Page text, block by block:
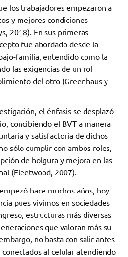
los trabajadores empezaron a
y mejores condiciones
2018). En sus primeras
fue abordado desde la
familia, entendido como la
las exigencias de un rol
del otro (Greenhaus y
el énfasis se desplazó
concibiendo el BVT a manera
y satisfactoria de dichos
sólo cumplir con ambos roles,
de holgura y mejora en las
(Fleetwood, 2007).
hace muchos años, hoy
pues vivimos en sociedades
estructuras más diversas
que valoran más su
no basta con salir antes
al celular atendiendo